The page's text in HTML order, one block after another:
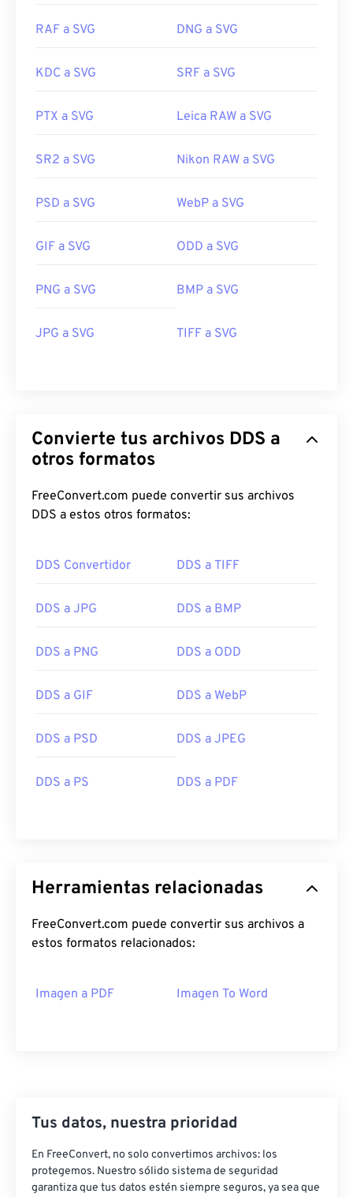
RAF a SVG DNG a SVG
KDC a SVG SRF a SVG
PTX a SVG Leica RAW a SVG
SR2 a SVG Nikon RAW a SVG
PSD a SVG WebP a SVG
GIF a SVG ODD a SVG
PNG a SVG BMP a SVG
JPG a SVG TIFF a SVG
Convierte tus archivos DDS a
otros formatos
FreeConvert.com puede convertir sus archivos
DDS a estos otros formatos:
DDS Convertidor DDS a TIFF
DDS a JPG DDS a BMP
DDS a PNG DDS a ODD
DDS a GIF DDS a WebP
DDS a PSD DDS a JPEG
DDS a PS DDS a PDF
Herramientas relacionadas
FreeConvert.com puede convertir sus archivos a
estos formatos relacionados:
Imagen a PDF Imagen To Word
Tus datos, nuestra prioridad
En FreeConvert, no solo convertimos archivos: los
protegemos. Nuestro sólido sistema de seguridad
garantiza que tus datos estén siempre seguros, ya sea que